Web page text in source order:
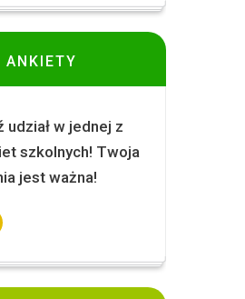
ANKIETY
udział w jednej z
szkolnych! Twoja
jest ważna!